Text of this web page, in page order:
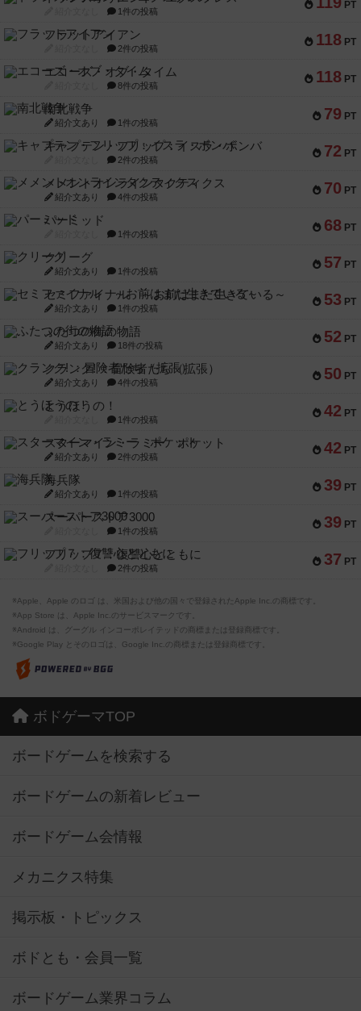
PT
1件の投稿
118 PT
フラットアイアン
2件の投稿
118 PT
エコーズ・オブ・タイム
8件の投稿
79 PT
南北戦争
紹介文あり 1件の投稿
72 PT
キャプテン・フリップ：イスラ・ボンバ
2件の投稿
70 PT
メメントオンラインタクティクス
紹介文あり 4件の投稿
68 PT
パーミッド
1件の投稿
57 PT
クリーグ
紹介文あり 1件の投稿
53 PT
セミファイナル ～お前はまだ生きている～
紹介文あり 1件の投稿
52 PT
ふたつの街の物語
紹介文あり 18件の投稿
50 PT
クランク! ：冒険者たち（拡張）
紹介文あり 4件の投稿
42 PT
とうほうの！
1件の投稿
42 PT
スターマイン・ラミー ポケット
紹介文あり 2件の投稿
39 PT
海兵隊
紹介文あり 1件の投稿
39 PT
スーパーストア3000
1件の投稿
37 PT
フリップ７：復讐心とともに
2件の投稿
※Apple、Apple のロゴ は、米国および他の国々で登録されたApple Inc.の商標です。
※App Store は、Apple Inc.のサービスマークです。
※Android は、グーグル インコーポレイテッドの商標または登録商標です。
※Google Play とそのロゴは、Google Inc.の商標または登録商標です。
ボドゲーマTOP
ボードゲームを検索する
ボードゲームの新着レビュー
ボードゲーム会情報
メカニクス特集
掲示板・トピックス
ボドとも・会員一覧
ボードゲーム業界コラム